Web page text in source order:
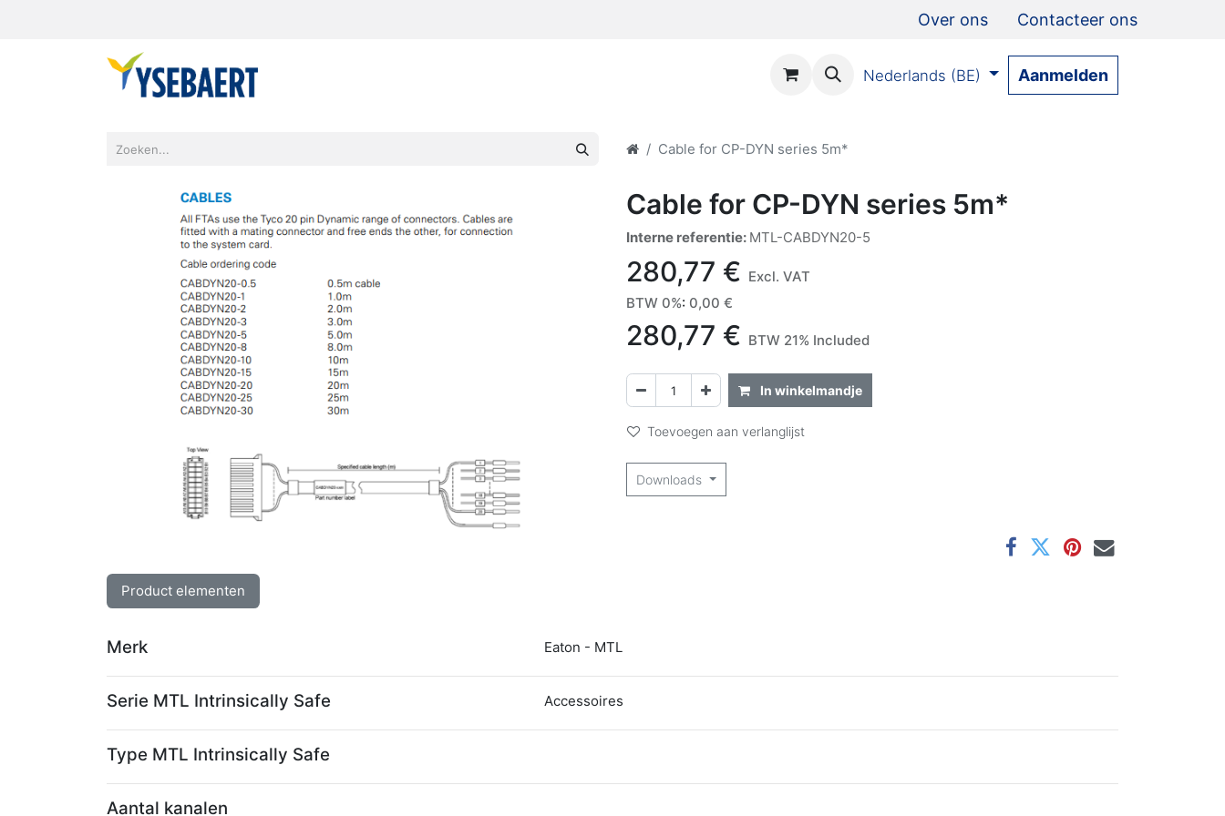
Over ons Contacteer ons
Nederlands (BE) Aanmelden
Cable for CP-DYN series 5m*
Cable for CP-DYN series 5m*
Interne referentie: MTL-CABDYN20-5
280,77 € Excl. VAT
BTW 0%: 0,00 €
280,77 € BTW 21% Included
In winkelmandje
Toevoegen aan verlanglijst
Downloads
Product elementen
Merk Eaton - MTL
Serie MTL Intrinsically Safe Accessoires
Type MTL Intrinsically Safe
Aantal kanalen